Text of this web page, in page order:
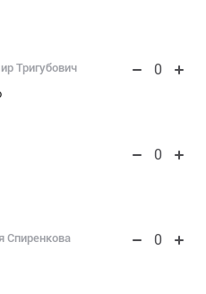
Тригубович 0
0
Спиренкова 0